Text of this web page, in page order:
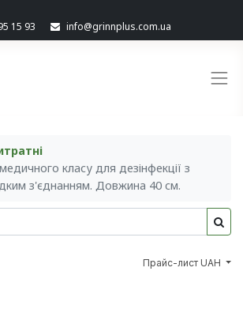
15 93 info@grinnplus.com.ua
класу для дезінфекції з
з'єднанням. Довжина 40 см.
Прайс-лист UAH